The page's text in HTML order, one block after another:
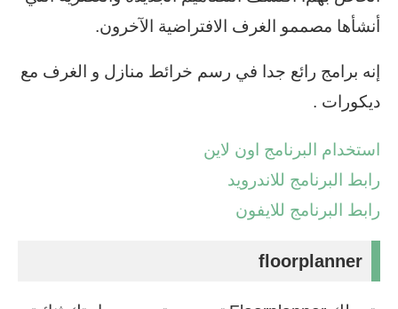
أنشأها مصممو الغرف الافتراضية الآخرون.
إنه برامج رائع جدا في رسم خرائط منازل و الغرف مع
ديكورات .
استخدام البرنامج اون لاين
رابط البرنامج للاندرويد
رابط البرنامج للايفون
floorplanner